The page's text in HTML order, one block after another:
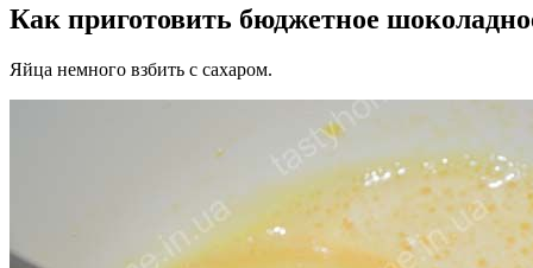
Как приготовить бюджетное
Яйца немного взбить с сахаром.